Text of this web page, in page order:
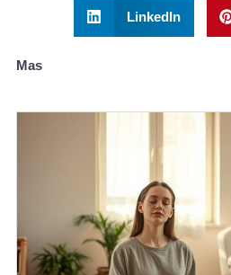
LinkedIn
Mas